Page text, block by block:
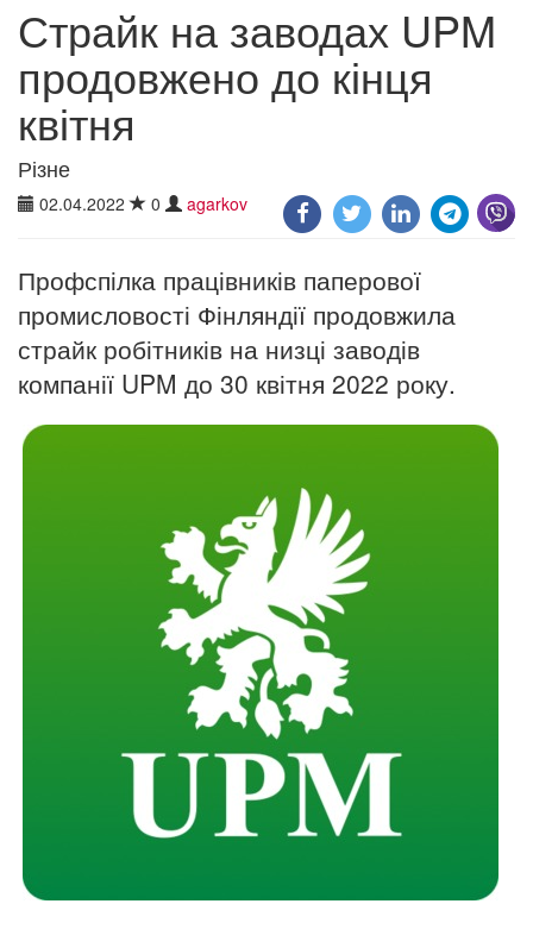
Страйк на заводах UPM
продовжено до кінця
квітня
Різне
02.04.2022 0 agarkov
Профспілка працівників паперової
промисловості Фінляндії продовжила
страйк робітників на низці заводів
компанії UPM до 30 квітня 2022 року.